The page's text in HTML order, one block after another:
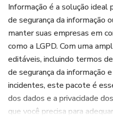
Informação é a solução ideal
de segurança da informação
manter suas empresas em
como a LGPD. Com uma
editáveis, incluindo termos
de segurança da informação
incidentes, este pacote é
dos dados e a privacidade
que você precisa para adequar